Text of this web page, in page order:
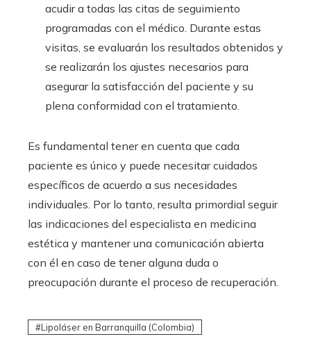
acudir a todas las citas de seguimiento
programadas con el médico. Durante estas
visitas, se evaluarán los resultados obtenidos y
se realizarán los ajustes necesarios para
asegurar la satisfacción del paciente y su
plena conformidad con el tratamiento.
Es fundamental tener en cuenta que cada
paciente es único y puede necesitar cuidados
específicos de acuerdo a sus necesidades
individuales. Por lo tanto, resulta primordial seguir
las indicaciones del especialista en medicina
estética y mantener una comunicación abierta
con él en caso de tener alguna duda o
preocupación durante el proceso de recuperación.
Lipoláser en Barranquilla (Colombia)